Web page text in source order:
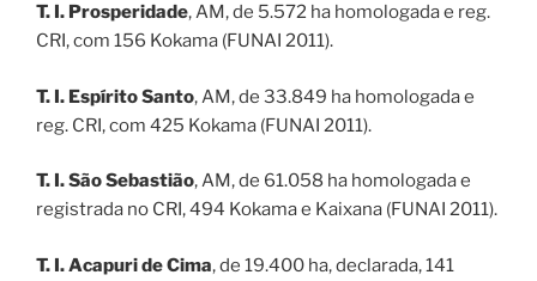
T. I. Prosperidade, AM, de 5.572 ha homologada e reg.
CRI, com 156 Kokama (FUNAI 2011).
T. I. Espírito Santo, AM, de 33.849 ha homologada e
reg. CRI, com 425 Kokama (FUNAI 2011).
T. I. São Sebastião, AM, de 61.058 ha homologada e
registrada no CRI, 494 Kokama e Kaixana (FUNAI 2011).
T. I. Acapuri de Cima, de 19.400 ha, declarada, 141